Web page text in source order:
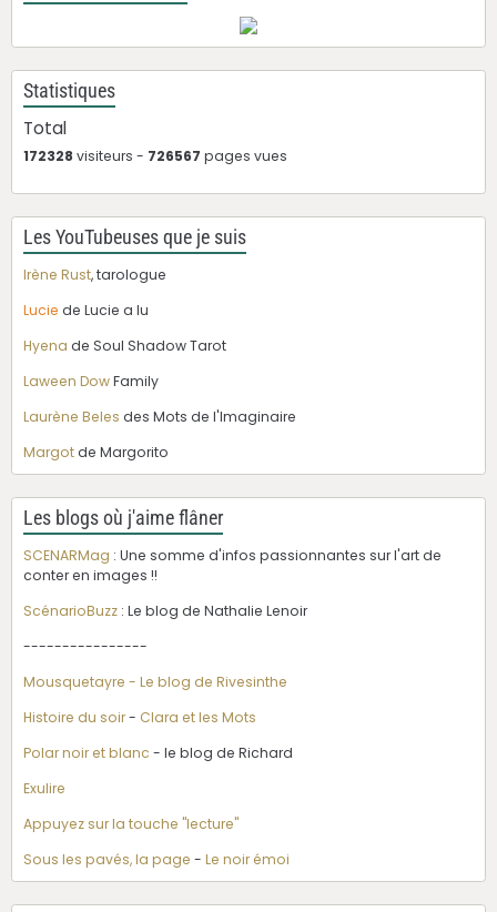
Statistiques
Total
172328 visiteurs - 726567 pages vues
Les YouTubeuses que je suis
Irène Rust, tarologue
Lucie de Lucie a lu
Hyena de Soul Shadow Tarot
Laween DowFamily
Laurène Beles des Mots de l'Imaginaire
Margotde Margorito
Les blogs où j'aime flâner
SCENARMag : Une somme d'infos passionnantes sur l'art de
conter en images !!
ScénarioBuzz : Le blog de Nathalie Lenoir
----------------
Mousquetayre - Le blog de Rivesinthe
Histoire du soir- Clara et les Mots
Polar noir et blanc - le blog de Richard
Exulire
Appuyez sur la touche "lecture"
Sous les pavés, la page - Le noir émoi